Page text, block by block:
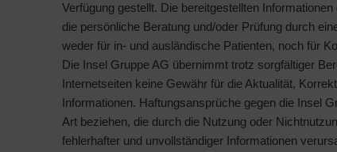
Verfügung gestellt. Die bereitgestellten
die persönliche Beratung und/oder Prüfung durch
weder für in- und ausländische Patienten, noch für
Die Insel Gruppe AG übernimmt trotz sorgfältiger
Internetseiten keine Gewähr für die Aktualität,
Informationen. Haftungsansprüche gegen die Insel
Art beziehen, die durch die Nutzung oder
fehlerhafter und unvollständiger Informationen